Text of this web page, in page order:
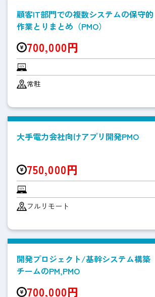
顧客IT部門での複数システムの保守的
作業とりまとめ（PMO）
700,000円
常駐
大手電力会社向けアプリ開発PMO
750,000円
フルリモート
開発プロジェクト/基幹システム構築
チームのPM,PMO
700,000円